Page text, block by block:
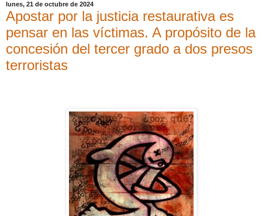
lunes, 21 de octubre de 2024
Apostar por la justicia restaurativa es
pensar en las víctimas. A propósito de la
concesión del tercer grado a dos presos
terroristas